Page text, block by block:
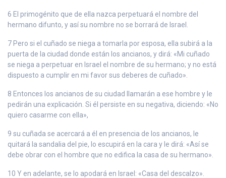
6 El primogénito que de ella nazca perpetuará el nombre del
hermano difunto, y así su nombre no se borrará de Israel.
7 Pero si el cuñado se niega a tomarla por esposa, ella subirá a la
puerta de la ciudad donde están los ancianos, y dirá: «Mi cuñado
se niega a perpetuar en Israel el nombre de su hermano; y no está
dispuesto a cumplir en mi favor sus deberes de cuñado».
8 Entonces los ancianos de su ciudad llamarán a ese hombre y le
pedirán una explicación. Si él persiste en su negativa, diciendo: «No
quiero casarme con ella»,
9 su cuñada se acercará a él en presencia de los ancianos, le
quitará la sandalia del pie, lo escupirá en la cara y le dirá: «Así se
debe obrar con el hombre que no edifica la casa de su hermano».
10 Y en adelante, se lo apodará en Israel: «Casa del descalzo».